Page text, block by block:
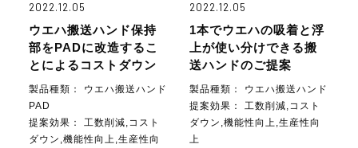
2022.12.05
ウエハ搬送ハンド保持
部をPADに改造するこ
とによるコストダウン
製品種類： ウエハ搬送ハンド
PAD
提案効果： 工数削減,コスト
ダウン,機能性向上,生産性向
2022.12.05
1本でウエハの吸着と浮
上が使い分けできる搬
送ハンドのご提案
製品種類： ウエハ搬送ハンド
提案効果： 工数削減,コスト
ダウン,機能性向上,生産性向
上